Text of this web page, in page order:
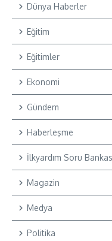
Dünya Haberler
Eğitim
Eğitimler
Ekonomi
Gündem
Haberleşme
İlkyardım Soru
Magazin
Medya
Politika